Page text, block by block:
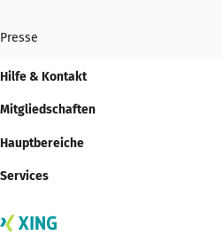
Presse
Hilfe & Kontakt
Mitgliedschaften
Hauptbereiche
Services